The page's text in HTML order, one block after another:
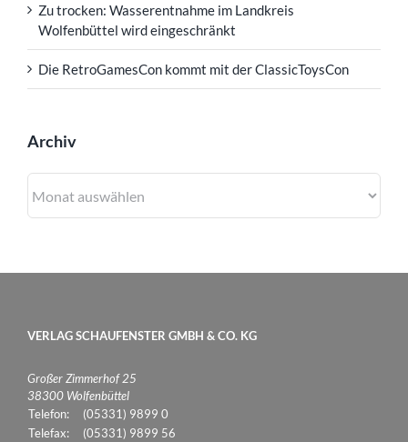
Zu trocken: Wasserentnahme im Landkreis
Wolfenbüttel wird eingeschränkt
Die RetroGamesCon kommt mit der ClassicToysCon
Archiv
VERLAG SCHAUFENSTER GMBH & CO. KG
Großer Zimmerhof 25
38300 Wolfenbüttel
Telefon:
(05331) 9899 0
Telefax:
(05331) 9899 56